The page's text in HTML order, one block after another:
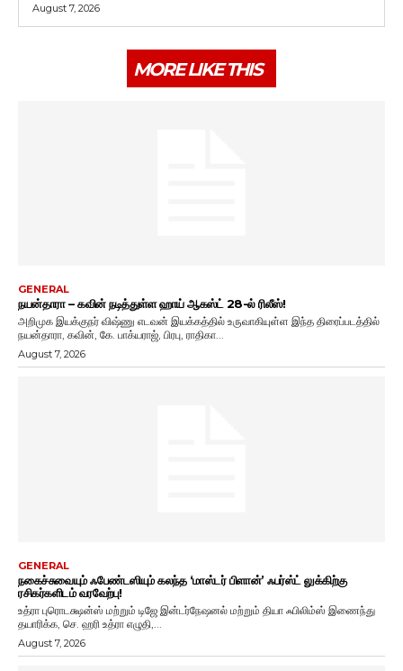
August 7, 2026
MORE LIKE THIS
GENERAL
நயன்தாரா – கவின் நடித்துள்ள ஹாய் ஆகஸ்ட் 28-ல் ரிலீஸ்!
அறிமுக இயக்குநர் விஷ்ணு எடவன் இயக்கத்தில் உருவாகியுள்ள இந்த திரைப்படத்தில்
நயன்தாரா, கவின், கே. பாக்யராஜ், பிரபு, ராதிகா...
August 7, 2026
GENERAL
நகைச்சுவையும் ஃபேண்டஸியும் கலந்த ‘மாஸ்டர் பிளான்’ ஃபர்ஸ்ட் லுக்கிற்கு
ரசிகர்களிடம் வரவேற்பு!
உத்ரா புரொடக்ஷன்ஸ் மற்றும் டிஜே இன்டர்நேஷனல் மற்றும் தியா ஃபிலிம்ஸ் இணைந்து
தயாரிக்க, செ. ஹரி உத்ரா எழுதி,...
August 7, 2026